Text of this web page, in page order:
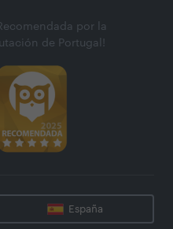
por la
de Portugal!
España